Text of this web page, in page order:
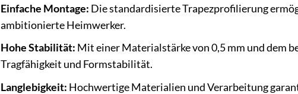
Einfache Montage: Die standardisierte Trapezprofilierung
ambitionierte Heimwerker.
Hohe Stabilität: Mit einer Materialstärke von 0,5 mm und dem
Tragfähigkeit und Formstabilität.
Langlebigkeit: Hochwertige Materialien und Verarbeitung